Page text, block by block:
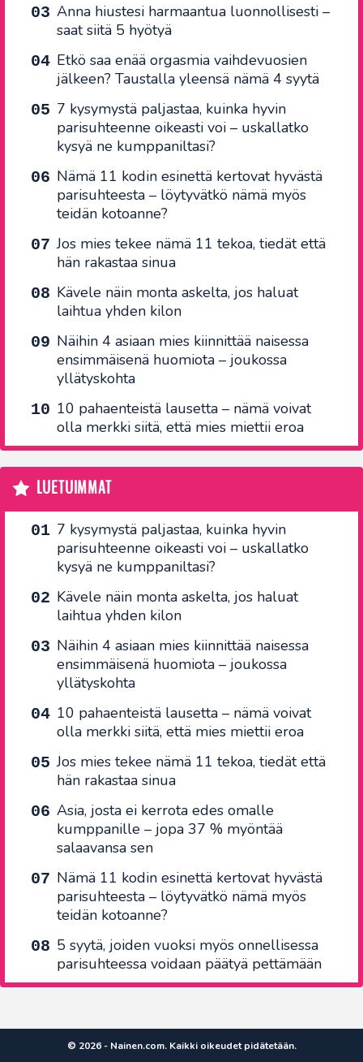
Anna hiustesi harmaantua luonnollisesti –
saat siitä 5 hyötyä
Etkö saa enää orgasmia vaihdevuosien
jälkeen? Taustalla yleensä nämä 4 syytä
7 kysymystä paljastaa, kuinka hyvin
parisuhteenne oikeasti voi – uskallatko
kysyä ne kumppaniltasi?
Nämä 11 kodin esinettä kertovat hyvästä
parisuhteesta – löytyvätkö nämä myös
teidän kotoanne?
Jos mies tekee nämä 11 tekoa, tiedät että
hän rakastaa sinua
Kävele näin monta askelta, jos haluat
laihtua yhden kilon
Näihin 4 asiaan mies kiinnittää naisessa
ensimmäisenä huomiota – joukossa
yllätyskohta
10 pahaenteistä lausetta – nämä voivat
olla merkki siitä, että mies miettii eroa
LUETUIMMAT
7 kysymystä paljastaa, kuinka hyvin
parisuhteenne oikeasti voi – uskallatko
kysyä ne kumppaniltasi?
Kävele näin monta askelta, jos haluat
laihtua yhden kilon
Näihin 4 asiaan mies kiinnittää naisessa
ensimmäisenä huomiota – joukossa
yllätyskohta
10 pahaenteistä lausetta – nämä voivat
olla merkki siitä, että mies miettii eroa
Jos mies tekee nämä 11 tekoa, tiedät että
hän rakastaa sinua
Asia, josta ei kerrota edes omalle
kumppanille – jopa 37 % myöntää
salaavansa sen
Nämä 11 kodin esinettä kertovat hyvästä
parisuhteesta – löytyvätkö nämä myös
teidän kotoanne?
5 syytä, joiden vuoksi myös onnellisessa
parisuhteessa voidaan päätyä pettämään
© 2026 - Nainen.com. Kaikki oikeudet pidätetään.